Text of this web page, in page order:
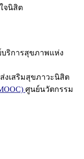
จนิสิต
ริการสุขภาพแห่ง
งเสริมสุขภาวะนิสิต
ศูนย์นวัตกรรม